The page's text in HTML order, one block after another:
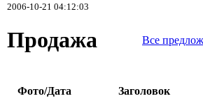
2006-10-21 04:12:03
Продажа Все
Фото/Дата Заголовок